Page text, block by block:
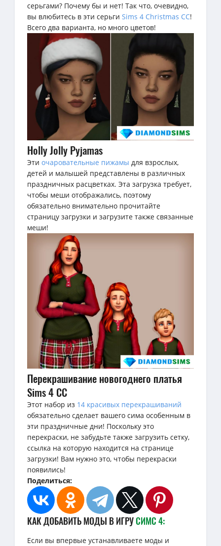
серьгами? Почему бы и нет! Так что, очевидно,
вы влюбитесь в эти серьги Sims 4 Christmas CC!
Всего два варианта, но много цветов!
Holly Jolly Pyjamas
Эти очаровательные пижамы для взрослых,
детей и малышей представлены в различных
праздничных расцветках. Эта загрузка требует,
чтобы меши отображались, поэтому
обязательно внимательно прочитайте
страницу загрузки и загрузите также связанные
меши!
Перекрашивание новогоднего платья
Sims 4 CC
Этот набор из 14 красивых перекрашиваний
обязательно сделает вашего сима особенным в
эти праздничные дни! Поскольку это
перекраски, не забудьте также загрузить сетку,
ссылка на которую находится на странице
загрузки! Вам нужно это, чтобы перекраски
появились!
Поделиться:
КАК ДОБАВИТЬ МОДЫ В ИГРУСИМС 4:
Если вы впервые устанавливаете моды и